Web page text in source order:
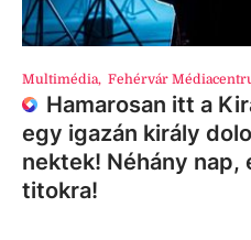
Multimédia, Fehérvár
Hamarosan itt a
egy igazán király
nektek! Néhány nap,
titokra!